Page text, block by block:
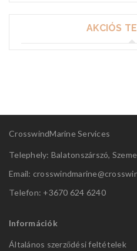
AKCIÓS
CrosswindMarine Services
Telephely: Balatonszárszó,
Email: crosswindmarine@
Telefon: +3670 624 6240
Információk
Általános szerződési feltételek